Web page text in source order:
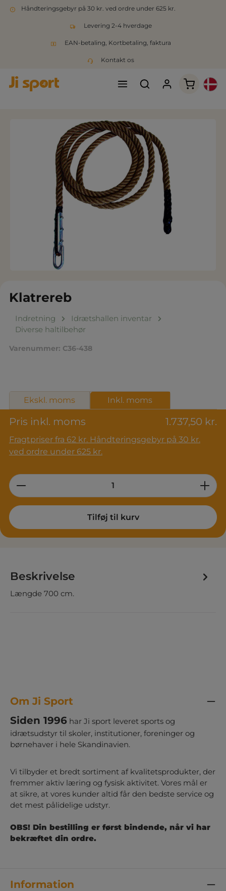
Håndteringsgebyr på 30 kr. ved ordre under 625 kr.
Levering 2-4 hverdage
EAN-betaling, Kortbetaling, faktura
Kontakt os
Spring over billedgalleri
Klatrereb
Indretning
Idrætshallen inventar
Diverse haltilbehør
Varenummer: C36-438
Pris inkl. moms 1.737,50 kr.
Fragtpriser fra 62 kr. Håndteringsgebyr på 30 kr.
ved ordre under 625 kr.
Ekskl. moms Inkl. moms
Product Quantity: Enter the desired
Tilføj til kurv
Beskrivelse
Længde 700 cm.
Om Ji Sport
Siden 1996 har Ji sport leveret sports og
idrætsudstyr til skoler, institutioner, foreninger og
børnehaver i hele Skandinavien.
Vi tilbyder et bredt sortiment af kvalitetsprodukter, der
fremmer aktiv læring og fysisk aktivitet. Vores mål er
at sikre, at vores kunder altid får den bedste service og
det mest pålidelige udstyr.
OBS! Din bestilling er først bindende, når vi har
bekræftet din ordre.
Information